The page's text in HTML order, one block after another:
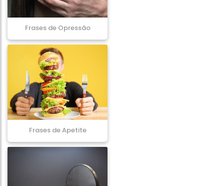
Frases de Opressão
Frases de Apetite